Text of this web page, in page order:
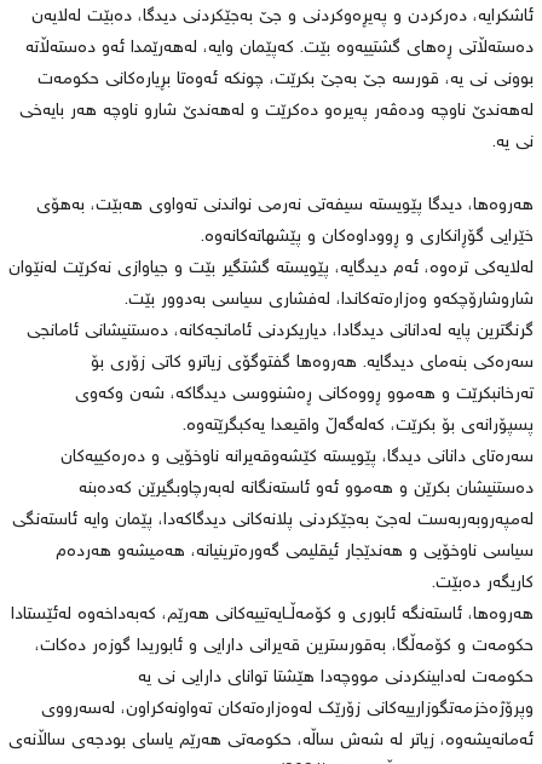
ئاشکرایە، دەرکردن و پەیڕەوکردنی و جێ بەجێکردنی دیدگا، دەبێت لەلایەن
دەستەڵاتی ڕەهای گشتییەوە بێت. کەپێمان وایە، لەهەرێمدا ئەو دەستەڵاتە
بوونی نی یە، قورسە جێ بەجێ بکرێت، چونکە ئەوەتا بڕیارەکانی حکومەت
لەهەندێ ناوچە ودەڤەر پەیرەو دەکرێت و لەهەندێ شارو ناوچە هەر بایەخی
نی یە.
هەروەها، دیدگا پێویستە سیفەتی نەرمی نواندنی تەواوی هەبێت، بەهۆی
خێرایی گۆڕانکاری و ڕووداوەکان و پێشهاتەکانەوە.
لەلایەکی ترەوە، ئەم دیدگایە، پێویستە گشتگیر بێت و جیاوازی نەکرێت لەنێوان
شاروشارۆچکەو وەزارەتەکاندا، لەفشاری سیاسی بەدوور بێت.
گرنگترین پایە لەدانانی دیدگادا، دیاریکردنی ئامانجەکانە، دەستنیشانی ئامانجی
سەرەکی بنەمای دیدگایە. هەروەها گفتوگۆی زیاترو کاتی زۆری بۆ
تەرخانبکرێت و هەموو ڕووەکانی ڕەشنووسی دیدگاکە، شەن وکەوی
پسپۆرانەی بۆ بکرێت، کەلەگەڵ واقیعدا یەکبگرێتەوە.
سەرەتای دانانی دیدگا، پێویستە کێشەوقەیرانە ناوخۆیی و دەرەکییەکان
دەستنیشان بکرێن و هەموو ئەو ئاستەنگانە لەبەرچاوبگیرێن کەدەبنە
لەمپەروبەربەست لەجێ بەجێکردنی پلانەکانی دیدگاکەدا، پێمان وایە ئاستەنگی
سیاسی ناوخۆیی و هەندێجار ئیقلیمی گەورەترینیانە، هەمیشەو هەردەم
کاریگەر دەبێت.
هەروەها، ئاستەنگە ئابوری و کۆمەڵــایەتییەکانی هەرێم، کەبەداخەوە لەئێستادا
حکومەت و کۆمەڵگا، بەقورسترین قەیرانی دارایی و ئابوریدا گوزەر دەکات،
حکومەت لەدابینکردنی مووچەدا هێشتا توانای دارایی نی یە
وپرۆژەخزمەتگوزارییەکانی زۆرێک لەوەزارەتەکان تەواونەکراون، لەسەرووی
ئەمانەیشەوە، زیاتر لە شەش ساڵە، حکومەتی هەرێم یاسای بودجەی ساڵانەی